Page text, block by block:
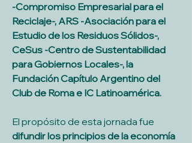
-Compromiso Empresarial para el
Reciclaje-, ARS -Asociación para el
Estudio de los Residuos Sólidos-,
CeSus -Centro de Sustentabilidad
para Gobiernos Locales-, la
Fundación Capítulo Argentino del
Club de Roma e IC Latinoamérica.
El propósito de esta jornada fue
difundir los principios de la economía